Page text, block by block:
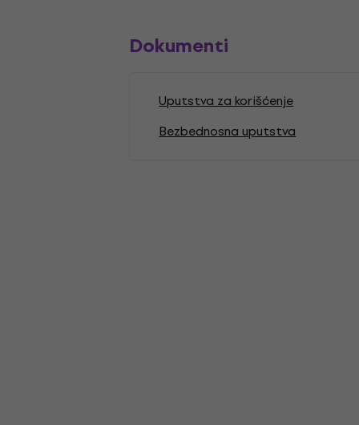
Dokumenti
Uputstva za korišćenje
Bezbednosna uputstva